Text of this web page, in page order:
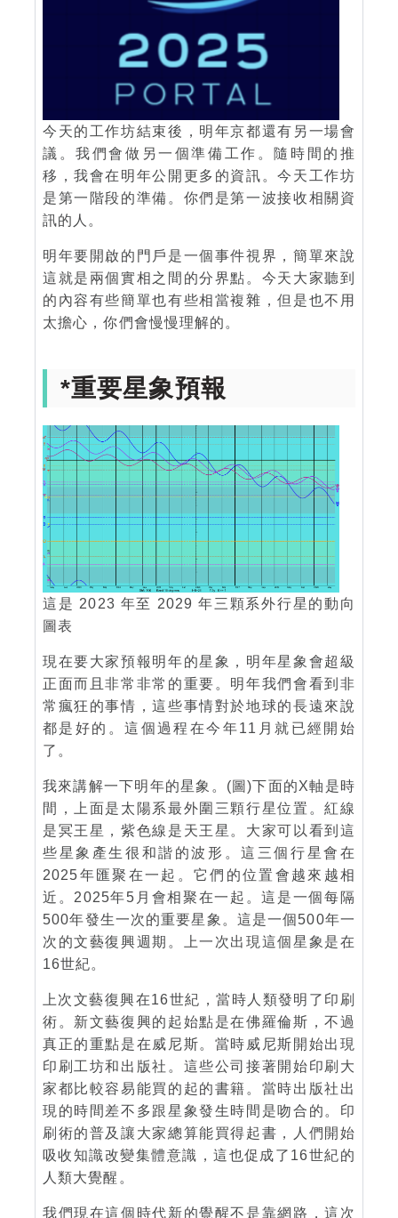
今天的工作坊結束後，明年京都還有另一場會
議。我們會做另一個準備工作。隨時間的推
移，我會在明年公開更多的資訊。今天工作坊
是第一階段的準備。你們是第一波接收相關資
訊的人。
明年要開啟的門戶是一個事件視界，簡單來說
這就是兩個實相之間的分界點。今天大家聽到
的內容有些簡單也有些相當複雜，但是也不用
太擔心，你們會慢慢理解的。
*重要星象預報
這是 2023 年至 2029 年三顆系外行星的動向
圖表
現在要大家預報明年的星象，明年星象會超級
正面而且非常非常的重要。明年我們會看到非
常瘋狂的事情，這些事情對於地球的長遠來說
都是好的。這個過程在今年11月就已經開始
了。
我來講解一下明年的星象。(圖)下面的X軸是時
間，上面是太陽系最外圍三顆行星位置。紅線
是冥王星，紫色線是天王星。大家可以看到這
些星象產生很和諧的波形。這三個行星會在
2025年匯聚在一起。它們的位置會越來越相
近。2025年5月會相聚在一起。這是一個每隔
500年發生一次的重要星象。這是一個500年一
次的文藝復興週期。上一次出現這個星象是在
16世紀。
上次文藝復興在16世紀，當時人類發明了印刷
術。新文藝復興的起始點是在佛羅倫斯，不過
真正的重點是在威尼斯。當時威尼斯開始出現
印刷工坊和出版社。這些公司接著開始印刷大
家都比較容易能買的起的書籍。當時出版社出
現的時間差不多跟星象發生時間是吻合的。印
刷術的普及讓大家總算能買得起書，人們開始
吸收知識改變集體意識，這也促成了16世紀的
人類大覺醒。
我們現在這個時代新的覺醒不是靠網路，這次